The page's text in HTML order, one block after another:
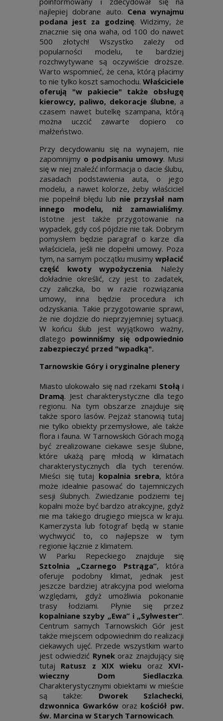
najlepiej dobrane auto. Cena wynajmu
podana jest za godzinę. Widzimy, że
znacznie się ona waha, od 100 do nawet
500 złotych! Wszystko zależy od
popularności modelu, te bardziej
rozchwytywane są oczywiście droższe.
Warto wspomnieć, że cena, którą płacimy
to nie tylko koszt samochodu. Właściciele
oferują "w pakiecie" także obsługę
kierowcy, paliwo, dekoracje ślubne, a
czasem nawet butelkę szampana, którą
można uczcić zawarte dopiero co
małżeństwo.
Przy decydowaniu się na wynajem, nie
zapomnijmy o podpisaniu umowy. Musi
się w niej znaleźć informacja o dacie ślubu,
zasadach podstawienia auta, o jego
modelu, a nawet kolorze, żeby właściciel
nie popełnił błędu lub nie przysłał nam
innego modelu, niż zamawialiśmy.
Istotne jest także przygotowanie na
wypadek, gdy coś pójdzie nie tak. Dobrym
pomysłem będzie paragraf o karze dla
właściciela, jeśli nie dopełni umowy. Poza
tym, na samym początku musimy wpłacić
część kwoty wypożyczenia. Należy
dokładnie określić, czy jest to zadatek,
czy zaliczka, bo w razie rozwiązania
umowy, inna będzie procedura ich
odzyskania. Takie przygotowanie sprawi,
że nie dojdzie do nieprzyjemniej sytuacji.
W końcu ślub jest wyjątkowo ważny,
dlatego powinniśmy się odpowiednio
zabezpieczyć przed "wpadką".
Tarnowskie Góry i oryginalne plenery
Miasto ulokowało się nad rzekami Stołą i
Dramą. Jest charakterystyczne dla tego
regionu. Na tym obszarze znajduje się
także sporo lasów. Pejzaż stanowią tutaj
nie tylko obiekty przemysłowe, ale także
flora i fauna. W Tarnowskich Górach mogą
być zrealizowane ciekawe sesje ślubne,
które ukażą parę młodą w klimatach
charakterystycznych dla tych terenów.
Mieści się tutaj kopalnia srebra, która
może idealnie pasować do tajemniczych
sesji ślubnych. Zwiedzanie podziemi tej
kopalni może być bardzo atrakcyjne, gdyż
nie ma takiego drugiego miejsca w kraju.
Kamerzysta lub fotograf będą w stanie
wychwycić to, co najlepsze w tym
regionie łącznie z klimatem.
W Parku Repeckiego znajduje się
Sztolnia „Czarnego Pstrąga”, która
oferuje podobny klimat, jednak jest
jeszcze bardziej atrakcyjna pod wieloma
względami, gdyż umożliwia pokonanie
trasy łodziami. Płynie się przez
kopalniane szyby „Ewa” i „Sylwester”.
Centrum samych Tarnowskich Gór jest
także miejscem odpowiednim do realizacji
ciekawych ujęć. Przede wszystkim warto
jest odwiedzić Rynekoraz znajdujący się
tutaj Ratusz z XIX wieku orazXVI-
wieczny Dom Siedlaczka.
Charakterystycznymi obiektami w mieście
są także: Dworek Szlachecki,
dzwonnica Gwarkóworaz kościół pw.
św. Marcina w Starych Tarnowicach.